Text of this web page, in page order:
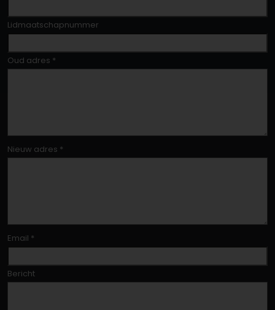
Lidmaatschapnummer
Oud adres *
Nieuw adres *
Email *
Bericht